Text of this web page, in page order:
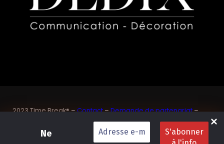
Ne
2023 Time Break® –Contact–Demande de partenariat–
Sponsoriser un joueur de padel français
SASU Dedix Communication – 87 rue de Mireille – 83 150